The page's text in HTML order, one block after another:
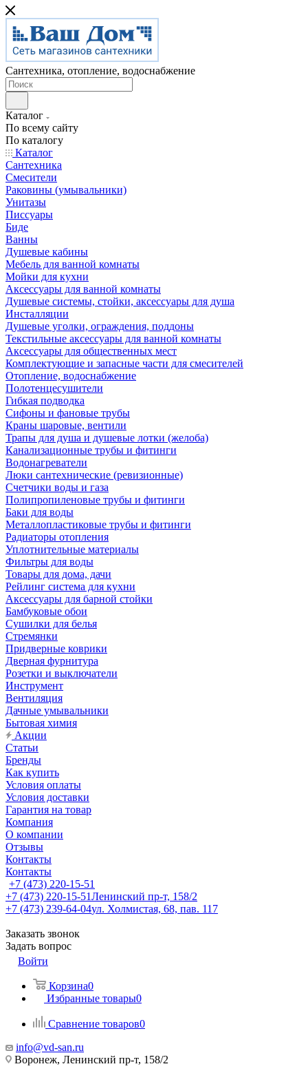
Сантехника, отопление, водоснабжение
Каталог
По всему сайту
По каталогу
Каталог
Сантехника
Смесители
Раковины (умывальники)
Унитазы
Писсуары
Биде
Ванны
Душевые кабины
Мебель для ванной комнаты
Мойки для кухни
Аксессуары для ванной комнаты
Душевые системы, стойки, аксессуары для душа
Инсталляции
Душевые уголки, ограждения, поддоны
Текстильные аксессуары для ванной комнаты
Аксессуары для общественных мест
Комплектующие и запасные части для смесителей
Отопление, водоснабжение
Полотенцесушители
Гибкая подводка
Сифоны и фановые трубы
Краны шаровые, вентили
Трапы для душа и душевые лотки (желоба)
Канализационные трубы и фитинги
Водонагреватели
Люки сантехнические (ревизионные)
Счетчики воды и газа
Полипропиленовые трубы и фитинги
Баки для воды
Металлопластиковые трубы и фитинги
Радиаторы отопления
Уплотнительные материалы
Фильтры для воды
Товары для дома, дачи
Рейлинг система для кухни
Аксессуары для барной стойки
Бамбуковые обои
Сушилки для белья
Стремянки
Придверные коврики
Дверная фурнитура
Розетки и выключатели
Инструмент
Вентиляция
Дачные умывальники
Бытовая химия
Акции
Статьи
Бренды
Как купить
Условия оплаты
Условия доставки
Гарантия на товар
Компания
О компании
Отзывы
Контакты
Контакты
+7 (473) 220-15-51
+7 (473) 220-15-51Ленинский пр-т, 158/2
+7 (473) 239-64-04ул. Холмистая, 68, пав. 117
Заказать звонок
Задать вопрос
Войти
Корзина0
Избранные товары0
Сравнение товаров0
info@vd-san.ru
Воронеж, Ленинский пр-т, 158/2